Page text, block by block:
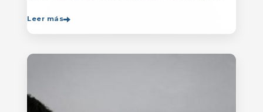
formen con mayor autonomía
Leer más